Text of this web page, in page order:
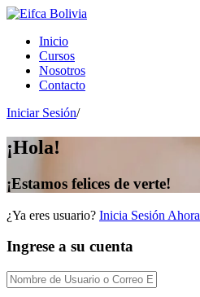
Inicio
Cursos
Nosotros
Contacto
Iniciar Sesión/
¡Hola!
¡Estamos felices de verte!
¿Ya eres usuario? Inicia Sesión Ahora
Ingrese a su cuenta